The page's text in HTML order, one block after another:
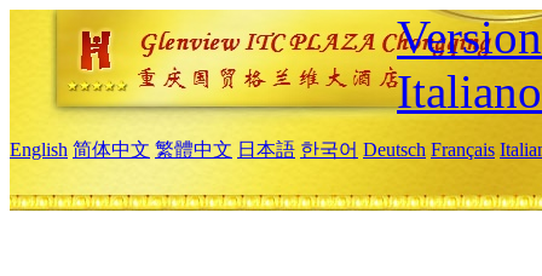
Italiano
English 简体中文 繁體中文 日本語 한국어 Deutsch Français